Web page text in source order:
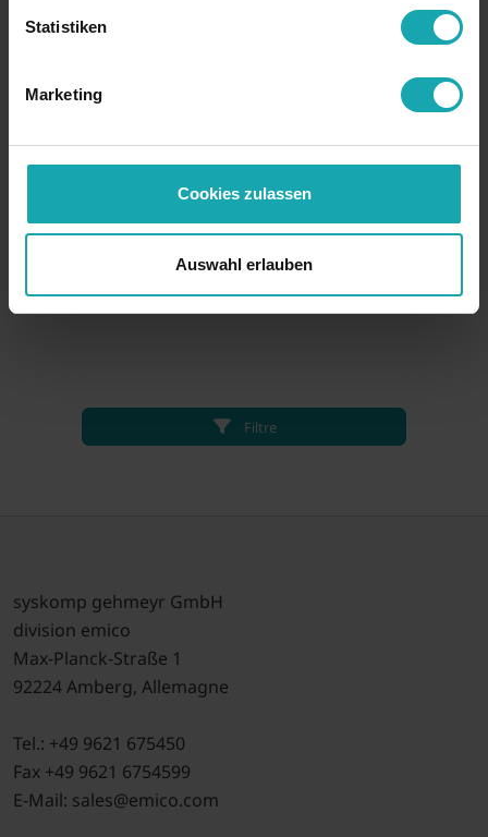
Statistiken
Marketing
Cookies zulassen
Auswahl erlauben
Filtre
syskomp gehmeyr GmbH
division emico
Max-Planck-Straße 1
92224 Amberg, Allemagne
Tel.: +49 9621 675450
Fax +49 9621 6754599
E-Mail: sales@emico.com